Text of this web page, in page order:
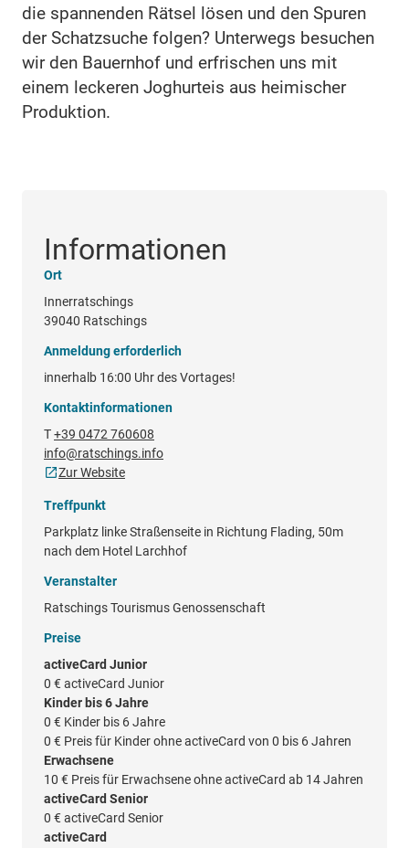
die spannenden Rätsel lösen und den Spuren
der Schatzsuche folgen? Unterwegs besuchen
wir den Bauernhof und erfrischen uns mit
einem leckeren Joghurteis aus heimischer
Produktion.
Informationen
Ort
Innerratschings
39040 Ratschings
Anmeldung erforderlich
innerhalb 16:00 Uhr des Vortages!
Kontaktinformationen
T+39 0472 760608
info@ratschings.info
Zur Website
Treffpunkt
Parkplatz linke Straßenseite in Richtung Flading, 50m
nach dem Hotel Larchhof
Veranstalter
Ratschings Tourismus Genossenschaft
Preise
activeCard Junior
0 € activeCard Junior
Kinder bis 6 Jahre
0 € Kinder bis 6 Jahre
0 € Preis für Kinder ohne activeCard von 0 bis 6 Jahren
Erwachsene
10 € Preis für Erwachsene ohne activeCard ab 14 Jahren
activeCard Senior
0 € activeCard Senior
activeCard